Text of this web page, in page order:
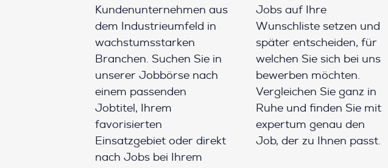
Kundenunternehmen aus
dem Industrieumfeld in
wachstumsstarken
Branchen. Suchen Sie in
unserer Jobbörse nach
einem passenden
Jobtitel, Ihrem
favorisierten
Einsatzgebiet oder direkt
nach Jobs bei Ihrem
Jobs auf Ihre
Wunschliste setzen und
später entscheiden, für
welchen Sie sich bei uns
bewerben möchten.
Vergleichen Sie ganz in
Ruhe und finden Sie mit
expertum genau den
Job, der zu Ihnen passt.